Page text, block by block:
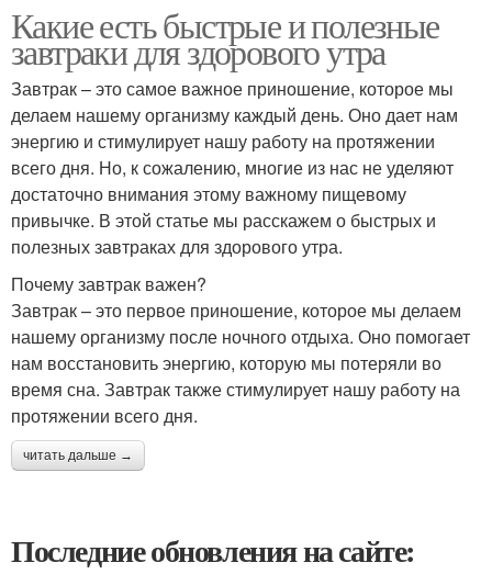
Какие есть быстрые и полезные
завтраки для здорового утра
Завтрак – это самое важное приношение, которое мы
делаем нашему организму каждый день. Оно дает нам
энергию и стимулирует нашу работу на протяжении
всего дня. Но, к сожалению, многие из нас не уделяют
достаточно внимания этому важному пищевому
привычке. В этой статье мы расскажем о быстрых и
полезных завтраках для здорового утра.
Почему завтрак важен?
Завтрак – это первое приношение, которое мы делаем
нашему организму после ночного отдыха. Оно помогает
нам восстановить энергию, которую мы потеряли во
время сна. Завтрак также стимулирует нашу работу на
протяжении всего дня.
читать дальше →
Последние обновления на сайте: